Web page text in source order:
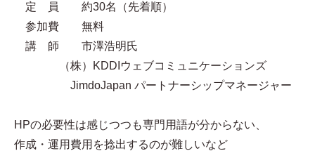
定 員 約30名（先着順）
参加費 無料
講 師 市澤浩明氏
（株）KDDIウェブコミュニケーションズ
JimdoJapan パートナーシップマネージャー
HPの必要性は感じつつも専門用語が分からない、
作成・運用費用を捻出するのが難しいなど